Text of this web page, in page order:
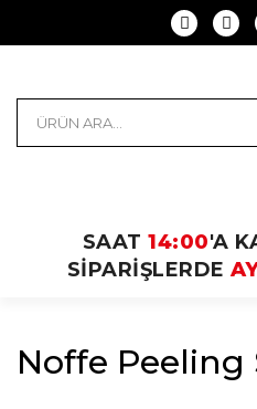
SAAT 14:00'A
SİPARİŞLERDE
Noffe Peeling